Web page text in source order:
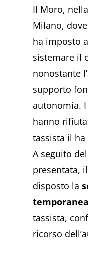
Il Moro,
Milano,
ha imposto
sistemare il
nonostante
supporto
autonomia.
hanno
tassista il
A seguito
presentata,
disposto la
tassista,
ricorso